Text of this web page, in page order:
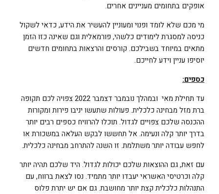
אופקים בתחומים מעניינים אחרים.
מי מכם שלא לומד ופנוי ומעוניין להעשיר את הידע, כדאי לשקול
כניסה למסגרת לימודים כלשהי, פורמאלית וגם שאינה כזו הזמן
מתאים במיוחד בשבילכם. קורסים והרצאות בתחומים חדשים
יוסיפו עניין וידע לחייכם.
כספים:
עד תחילת מאי ובמהלך נובמבר דצמבר 2022 צפויה לכם תקופה
ברת מזל מבחינה כלכלית. פעולות שתעשו יניבו פירות ומקורות
ההכנסה שלכם צפויים לגדול. תוכלו להרוויח כספים רבים יותר
בדרך יותר קלה ונעימה. אל תחששו לבקש העלאה במשכורת או
לחפש עבודה יותר משתלמת. זו השנה להתרחב מבחינה כלכלית.
עם זאת, גם ההוצאות שלכם יכולות לגדול. היד שלכם תהיה יותר
קלה וכרטיסי האשראי יעבדו יותר מתמיד. נסו לצאת ברווח, עם
התנהלות כלכלית קצת יותר מחושבת. גם אם יש יתרת פלוס